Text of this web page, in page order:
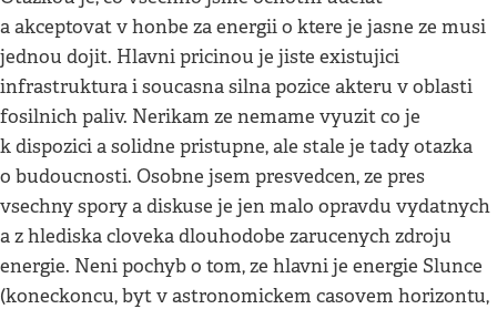
a akceptovat v honbe za energii o ktere je jasne ze musi
jednou dojit. Hlavni pricinou je jiste existujici
infrastruktura i soucasna silna pozice akteru v oblasti
fosilnich paliv. Nerikam ze nemame vyuzit co je
k dispozici a solidne pristupne, ale stale je tady otazka
o budoucnosti. Osobne jsem presvedcen, ze pres
vsechny spory a diskuse je jen malo opravdu vydatnych
a z hlediska cloveka dlouhodobe zarucenych zdroju
energie. Neni pochyb o tom, ze hlavni je energie Slunce
(koneckoncu, byt v astronomickem casovem horizontu,